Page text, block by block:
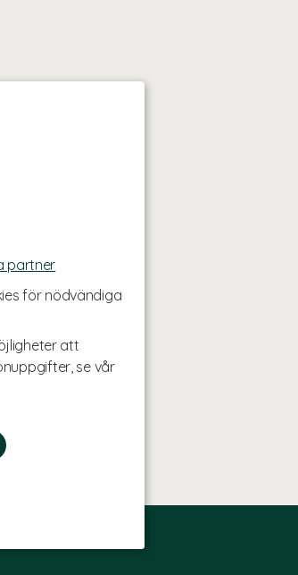
partner
för nödvändiga
att
se vår